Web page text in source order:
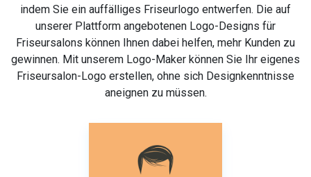
indem Sie ein auffälliges Friseurlogo entwerfen. Die auf
unserer Plattform angebotenen Logo-Designs für
Friseursalons können Ihnen dabei helfen, mehr Kunden zu
gewinnen. Mit unserem Logo-Maker können Sie Ihr eigenes
Friseursalon-Logo erstellen, ohne sich Designkenntnisse
aneignen zu müssen.